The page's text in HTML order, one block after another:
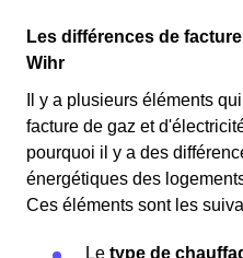
Les différences de
Wihr
Il y a plusieurs éléments
facture de gaz et
pourquoi il y a des
énergétiques des
Ces éléments sont les
Le type de